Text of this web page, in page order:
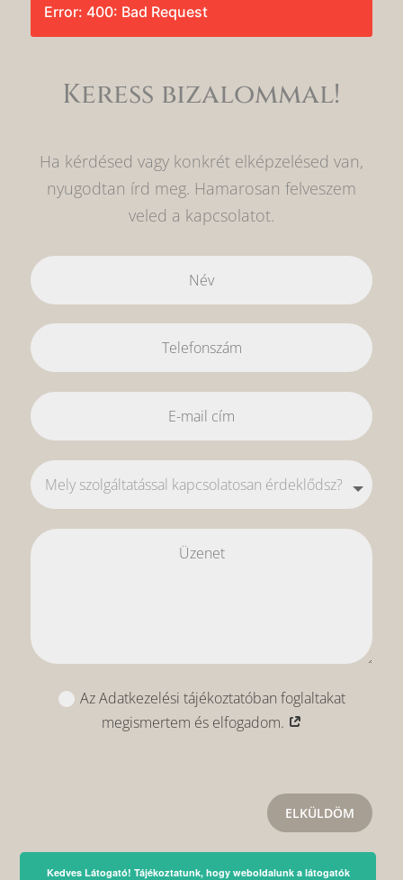
Error: 400: Bad Request
Keress bizalommal!
Ha kérdésed vagy konkrét elképzelésed van,
nyugodtan írd meg. Hamarosan felveszem
veled a kapcsolatot.
Az Adatkezelési tájékoztatóban foglaltakat
megismertem és elfogadom.
ELKÜLDÖM
Kedves Látogató! Tájékoztatunk, hogy weboldalunk a látogatók